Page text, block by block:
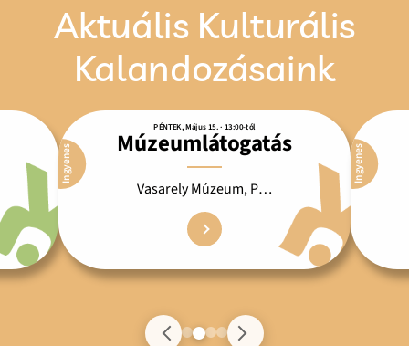
Aktuális Kulturális
Kalandozásaink
PÉNTEK, Május 15. · 13:00-tól
Múzeumlátogatás
Vasarely Múzeum, Pécs
Ingyenes Ingyenes